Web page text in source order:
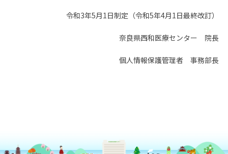
令和3年5月1日制定（令和5年4月1日最終改訂）
奈良県西和医療センター 院長
個人情報保護管理者 事務部長